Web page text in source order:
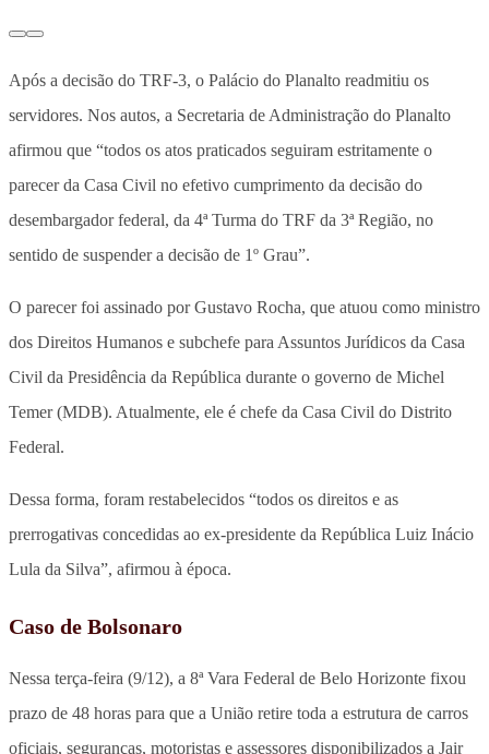
Após a decisão do TRF-3, o Palácio do Planalto readmitiu os
servidores. Nos autos, a Secretaria de Administração do Planalto
afirmou que “todos os atos praticados seguiram estritamente o
parecer da Casa Civil no efetivo cumprimento da decisão do
desembargador federal, da 4ª Turma do TRF da 3ª Região, no
sentido de suspender a decisão de 1º Grau”.
O parecer foi assinado por Gustavo Rocha, que atuou como ministro
dos Direitos Humanos e subchefe para Assuntos Jurídicos da Casa
Civil da Presidência da República durante o governo de Michel
Temer (MDB). Atualmente, ele é chefe da Casa Civil do Distrito
Federal.
Dessa forma, foram restabelecidos “todos os direitos e as
prerrogativas concedidas ao ex-presidente da República Luiz Inácio
Lula da Silva”, afirmou à época.
Caso de Bolsonaro
Nessa terça-feira (9/12), a 8ª Vara Federal de Belo Horizonte fixou
prazo de 48 horas para que a União retire toda a estrutura de carros
oficiais, seguranças, motoristas e assessores disponibilizados a Jair